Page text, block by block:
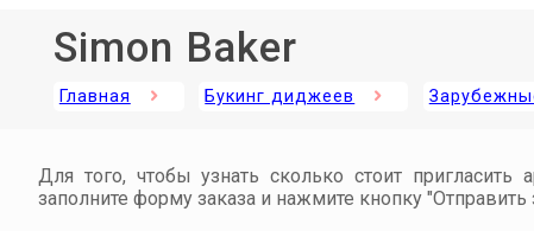
Simon Baker
Главная Букинг диджеев
Для того, чтобы узнать сколько стоит пригласить
заполните форму заказа и нажмите кнопку "Отправить